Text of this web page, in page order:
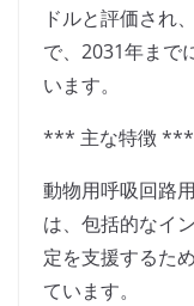
ドルと評価され
で、2031年まで
います。
*** 主な特徴 ***
動物用呼吸回路
は、包括的なイ
定を支援するた
ています。